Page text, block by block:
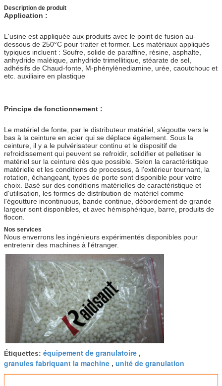
Description de produit
Application :
L'usine est appliquée aux produits avec le point de fusion au-
dessous de 250°C pour traiter et former. Les matériaux appliqués
typiques incluent : Soufre, solide de paraffine, résine, asphalte,
anhydride maléique, anhydride trimellitique, stéarate de sel,
adhésifs de Chaud-fonte, M-phénylènediamine, urée, caoutchouc et
etc. auxiliaire en plastique
Principe de fonctionnement :
Le matériel de fonte, par le distributeur matériel, s'égoutte vers le
bas à la ceinture en acier qui se déplace également. Sous la
ceinture, il y a le pulvérisateur continu et le dispositif de
refroidissement qui peuvent se refroidir, solidifier et pelletiser le
matériel sur la ceinture dès que possible. Selon la caractéristique
matérielle et les conditions de processus, à l'extérieur tournant, la
rotation, échangeant, types de porte sont disponible pour votre
choix. Basé sur des conditions matérielles de caractéristique et
d'utilisation, les formes de distribution de matériel comme
l'égoutture incontinuous, bande continue, débordement de grande
largeur sont disponibles, et avec hémisphérique, barre, produits de
flocon.
Nos services
Nous enverrons les ingénieurs expérimentés disponibles pour
entretenir des machines à l'étranger.
Étiquettes: équipement de granulatoire ,
granules fabriquant la machine , unité de granulation